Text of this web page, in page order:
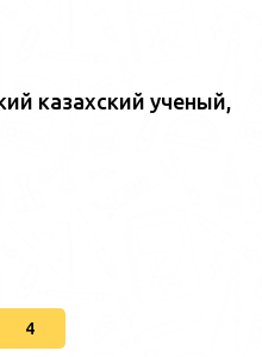
казахский ученый,
4